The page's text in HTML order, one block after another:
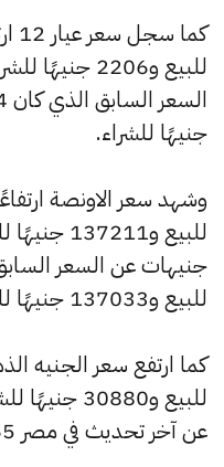
جنيهًا للشراء.
للبيع و137033 جنيهًا للشراء.
عن آخر تحديث في مصر 365.